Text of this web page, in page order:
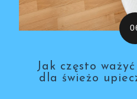
Jak często
dla świeżo